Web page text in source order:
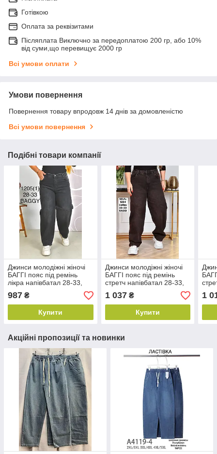
Готівкою
Оплата за реквізитами
Післяплата Виключно за передоплатою 200 гр, або 10%
від суми,що перевищує 2000 гр
Всі умови оплати
Умови повернення
Повернення товару впродовж 14 днів за домовленістю
Всі умови повернення
Подібні товари компанії
Джинси молодіжні жіночі
БАГГІ пояс під ремінь
лікра напівбатал 28-33,
колір графіт
987 ₴
Купити
Джинси молодіжні жіночі
БАГГІ пояс під ремінь
стретч напівбатал 28-33,
колір коричневий
1 037₴
Купити
1
Акційні пропозиції та новинки